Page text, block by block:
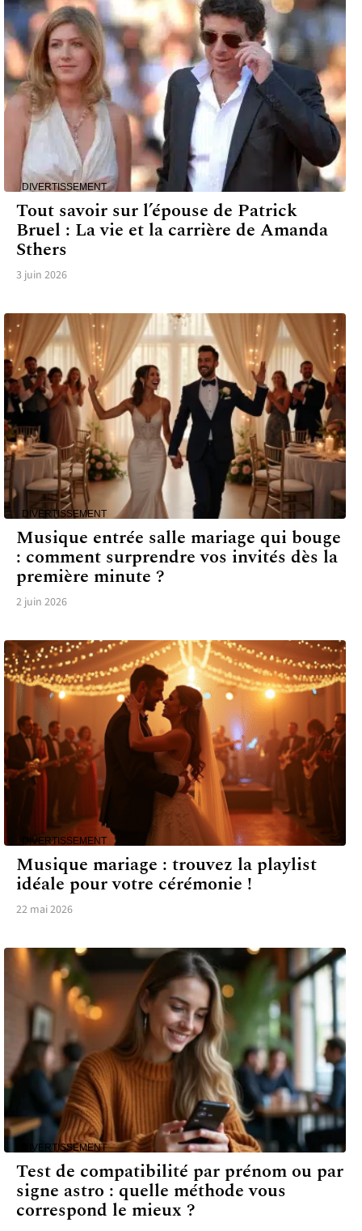
DIVERTISSEMENT
Tout savoir sur l’épouse de Patrick
Bruel : La vie et la carrière de Amanda
Sthers
3 juin 2026
DIVERTISSEMENT
Musique entrée salle mariage qui bouge
: comment surprendre vos invités dès la
première minute ?
2 juin 2026
DIVERTISSEMENT
Musique mariage : trouvez la playlist
idéale pour votre cérémonie !
22 mai 2026
DIVERTISSEMENT
Test de compatibilité par prénom ou par
signe astro : quelle méthode vous
correspond le mieux ?